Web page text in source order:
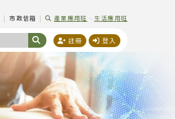
|市政信箱 | 產業應用班 、 生活應用班
註冊 登入